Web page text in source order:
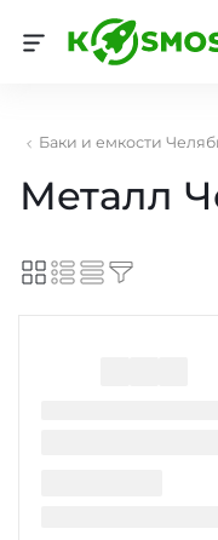
Баки и емкости
Металл